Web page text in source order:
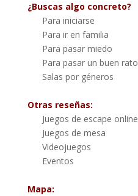
¿Buscas algo concreto?
Para iniciarse
Para ir en familia
Para pasar miedo
Para pasar un buen rato
Salas por géneros
Otras reseñas:
Juegos de escape online
Juegos de mesa
Videojuegos
Eventos
Mapa: